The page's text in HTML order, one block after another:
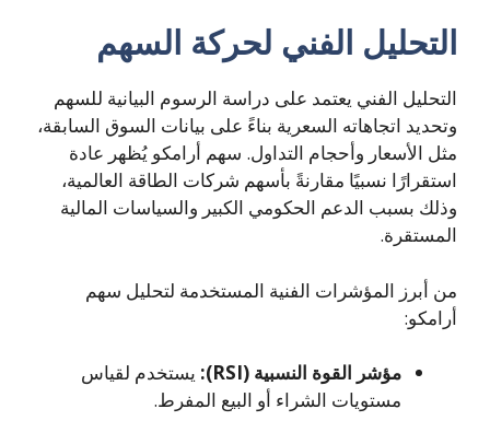
التحليل الفني لحركة السهم
التحليل الفني يعتمد على دراسة الرسوم البيانية للسهم
وتحديد اتجاهاته السعرية بناءً على بيانات السوق السابقة،
مثل الأسعار وأحجام التداول. سهم أرامكو يُظهر عادة
استقرارًا نسبيًا مقارنةً بأسهم شركات الطاقة العالمية،
وذلك بسبب الدعم الحكومي الكبير والسياسات المالية
المستقرة.
من أبرز المؤشرات الفنية المستخدمة لتحليل سهم
أرامكو:
مؤشر القوة النسبية (RSI):
يستخدم لقياس
مستويات الشراء أو البيع المفرط.